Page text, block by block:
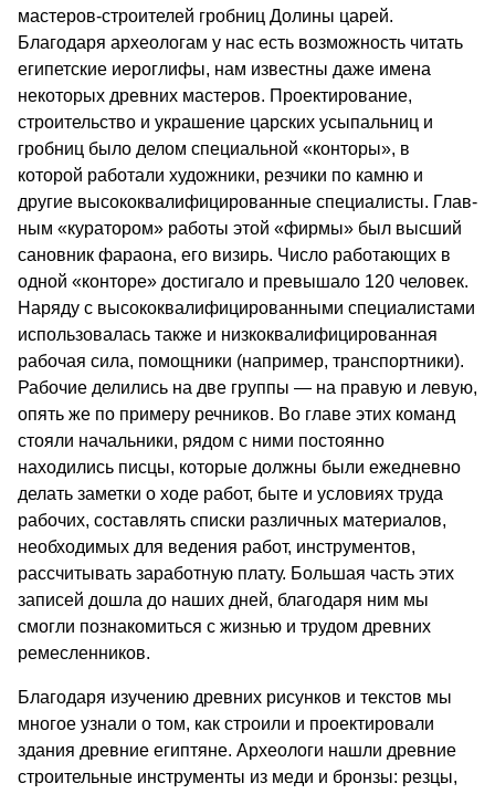
мастеров-строителей гробниц Долины царей.
Благодаря археологам у нас есть возможность читать
египетские иероглифы, нам известны даже имена
некоторых древних мастеров. Проектирова­ние,
строительство и украшение царских усыпаль­ниц и
гробниц было делом специальной «конторы», в
которой работали художники, резчики по камню и
другие высококвалифицированные специалисты. Глав­
ным «куратором» работы этой «фирмы» был выс­ший
сановник фараона, его визирь. Число работа­ющих в
одной «конторе» достигало и превышало 120 человек.
Наряду с высококвалифицированными специалистами
использовалась также и низкоквалифицированная
рабочая сила, помощники (например, транспортники).
Рабочие делились на две группы — на правую и левую,
опять же по примеру речников. Во главе этих команд
стояли начальники, рядом с ни­ми постоянно
находились писцы, которые должны были ежедневно
делать заметки о ходе работ, быте и условиях труда
рабочих, составлять списки различ­ных материалов,
необходимых для ведения работ, инструментов,
рассчитывать заработную плату. Боль­шая часть этих
записей дошла до наших дней, бла­годаря ним мы
смогли познакомиться с жизнью и трудом древних
ремесленников.
Благодаря изучению древних рисунков и текстов мы
многое узнали о том, как строили и проектиро­вали
здания древние египтяне. Археологи нашли древние
строительные инструменты из меди и брон­зы: резцы,